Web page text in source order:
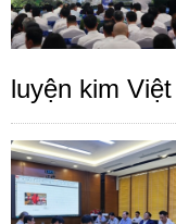
luyện kim